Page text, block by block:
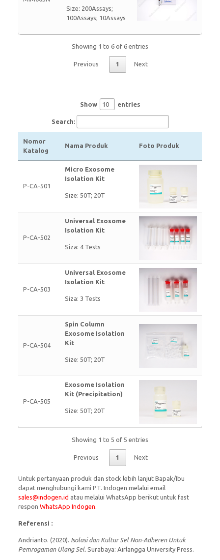
Size: 200Assays;
100Assays; 10Assays
Showing 1 to 6 of 6 entries
Previous 1 Next
Show entries
Search:
Nomor
Katalog
Nama Produk Foto Produk
P-CA-501
Micro Exosome
Isolation Kit
Size: 50T; 20T
P-CA-502
Universal Exosome
Isolation Kit
Siza: 4 Tests
P-CA-503
Universal Exosome
Isolation Kit
Siza: 3 Tests
P-CA-504
Spin Column
Exosome Isolation
Kit
Size: 50T; 20T
P-CA-505
Exosome Isolation
Kit (Precipitation)
Size: 50T; 20T
Showing 1 to 5 of 5 entries
Previous 1 Next
Untuk pertanyaan produk dan stock lebih lanjut Bapak/Ibu
dapat menghubungi kami PT. Indogen melalui email
sales@indogen.id atau melalui WhatsApp berikut untuk fast
respon WhatsApp Indogen
Referensi :
Andrianto. (2020). Isolasi dan Kultur Sel Non-Adheren Untuk
Pemrogaman Ulang Sel. Surabaya: Airlangga University Press.